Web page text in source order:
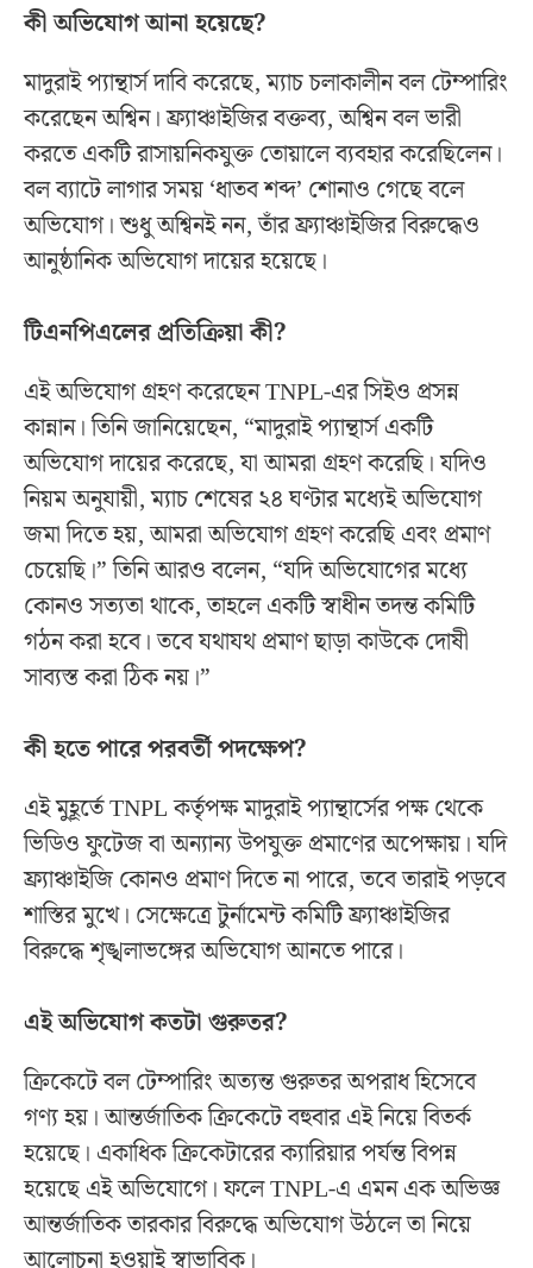
কী অভিযোগ আনা হয়েছে?
মাদুরাই প্যান্থার্স দাবি করেছে, ম্যাচ চলাকালীন বল টেম্পারিং
করেছেন অশ্বিন। ফ্র্যাঞ্চাইজির বক্তব্য, অশ্বিন বল ভারী
করতে একটি রাসায়নিকযুক্ত তোয়ালে ব্যবহার করেছিলেন।
বল ব্যাটে লাগার সময় ‘ধাতব শব্দ’ শোনাও গেছে বলে
অভিযোগ। শুধু অশ্বিনই নন, তাঁর ফ্র্যাঞ্চাইজির বিরুদ্ধেও
আনুষ্ঠানিক অভিযোগ দায়ের হয়েছে।
টিএনপিএলের প্রতিক্রিয়া কী?
এই অভিযোগ গ্রহণ করেছেন TNPL-এর সিইও প্রসন্ন
কান্নান। তিনি জানিয়েছেন, “মাদুরাই প্যান্থার্স একটি
অভিযোগ দায়ের করেছে, যা আমরা গ্রহণ করেছি। যদিও
নিয়ম অনুযায়ী, ম্যাচ শেষের ২৪ ঘণ্টার মধ্যেই অভিযোগ
জমা দিতে হয়, আমরা অভিযোগ গ্রহণ করেছি এবং প্রমাণ
চেয়েছি।” তিনি আরও বলেন, “যদি অভিযোগের মধ্যে
কোনও সত্যতা থাকে, তাহলে একটি স্বাধীন তদন্ত কমিটি
গঠন করা হবে। তবে যথাযথ প্রমাণ ছাড়া কাউকে দোষী
সাব্যস্ত করা ঠিক নয়।”
কী হতে পারে পরবর্তী পদক্ষেপ?
এই মুহূর্তে TNPL কর্তৃপক্ষ মাদুরাই প্যান্থার্সের পক্ষ থেকে
ভিডিও ফুটেজ বা অন্যান্য উপযুক্ত প্রমাণের অপেক্ষায়। যদি
ফ্র্যাঞ্চাইজি কোনও প্রমাণ দিতে না পারে, তবে তারাই পড়বে
শাস্তির মুখে। সেক্ষেত্রে টুর্নামেন্ট কমিটি ফ্র্যাঞ্চাইজির
বিরুদ্ধে শৃঙ্খলাভঙ্গের অভিযোগ আনতে পারে।
এই অভিযোগ কতটা গুরুতর?
ক্রিকেটে বল টেম্পারিং অত্যন্ত গুরুতর অপরাধ হিসেবে
গণ্য হয়। আন্তর্জাতিক ক্রিকেটে বহুবার এই নিয়ে বিতর্ক
হয়েছে। একাধিক ক্রিকেটারের ক্যারিয়ার পর্যন্ত বিপন্ন
হয়েছে এই অভিযোগে। ফলে TNPL-এ এমন এক অভিজ্ঞ
আন্তর্জাতিক তারকার বিরুদ্ধে অভিযোগ উঠলে তা নিয়ে